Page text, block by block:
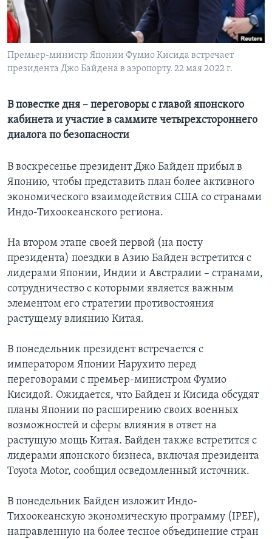
Learning English
СОЦИАЛЬНЫЕ СЕТИ
Языки
Премьер-министр Японии Фумио Кисида встречает
президента Джо Байдена в аэропорту. 22 мая 2022 г.
В повестке дня – переговоры с главой японского
кабинета и участие в саммите четырехстороннего
диалога по безопасности
В воскресенье президент Джо Байден прибыл в
Японию, чтобы представить план более активного
экономического взаимодействия США со странами
Индо-Тихоокеанского региона.
На втором этапе своей первой (на посту
президента) поездки в Азию Байден встретится с
лидерами Японии, Индии и Австралии – странами,
сотрудничество с которыми является важным
элементом его стратегии противостояния
растущему влиянию Китая.
В понедельник президент встречается с
императором Японии Нарухито перед
переговорами с премьер-министром Фумио
Кисидой. Ожидается, что Байден и Кисида обсудят
планы Японии по расширению своих военных
возможностей и сферы влияния в ответ на
растущую мощь Китая. Байден также встретится с
лидерами японского бизнеса, включая президента
Toyota Motor, сообщил осведомленный источник.
В понедельник Байден изложит Индо-
Тихоокеанскую экономическую программу (IPEF),
направленную на более тесное объединение стран